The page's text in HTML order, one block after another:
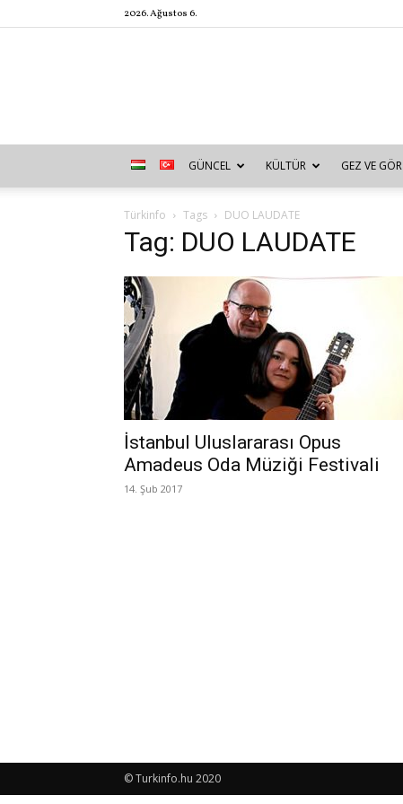
2026. Ağustos 6.
GÜNCEL KÜLTÜR GEZ VE GÖR
Türkinfo Tags DUO LAUDATE
Tag: DUO LAUDATE
İstanbul Uluslararası Opus
Amadeus Oda Müziği Festivali
14. Şub 2017
© Turkinfo.hu 2020